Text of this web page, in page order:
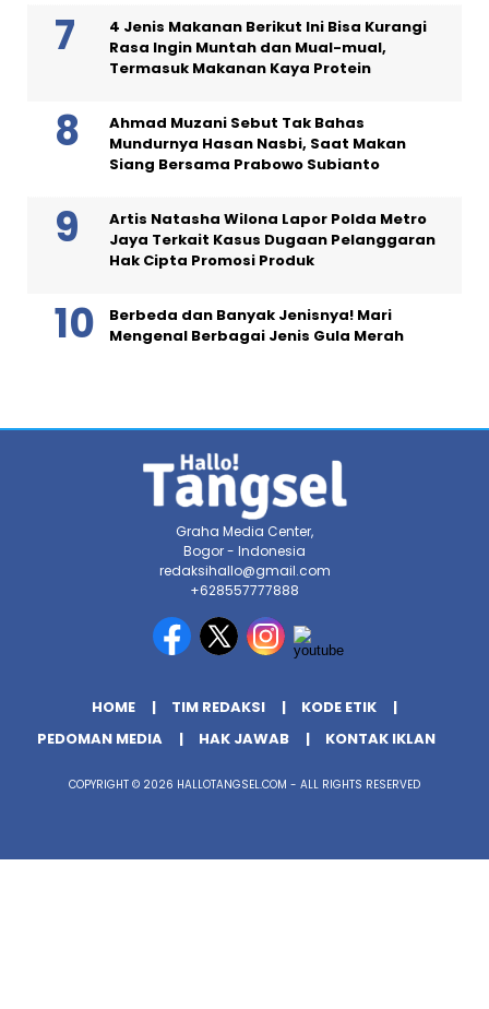
4 Jenis Makanan Berikut Ini Bisa Kurangi
Rasa Ingin Muntah dan Mual-mual,
Termasuk Makanan Kaya Protein
Ahmad Muzani Sebut Tak Bahas
Mundurnya Hasan Nasbi, Saat Makan
Siang Bersama Prabowo Subianto
Artis Natasha Wilona Lapor Polda Metro
Jaya Terkait Kasus Dugaan Pelanggaran
Hak Cipta Promosi Produk
Berbeda dan Banyak Jenisnya! Mari
Mengenal Berbagai Jenis Gula Merah
Graha Media Center,
Bogor - Indonesia
redaksihallo@gmail.com
+628557777888
HOME TIM REDAKSI
KODE ETIK
PEDOMAN MEDIA
HAK JAWAB KONTAK IKLAN
COPYRIGHT © 2026 HALLOTANGSEL.COM - ALL RIGHTS RESERVED